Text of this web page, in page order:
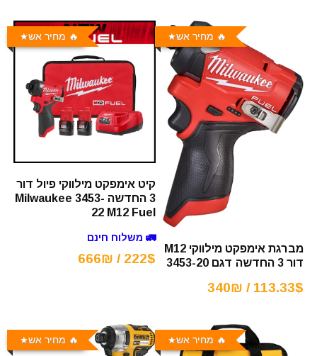
🔥 מחיר אש
מברגת אימפקט מילווקי M12
דור 3 החדשה דגם 3453-20
113.33$ / 340₪
🔥 מחיר אש
קיט אימפקט מילווקי פיול דור
3 החדשה Milwaukee 3453-
22 M12 Fuel
🚛 משלוח חינם
222$ / 666₪
🔥 מחיר אש 🔥 מחיר אש